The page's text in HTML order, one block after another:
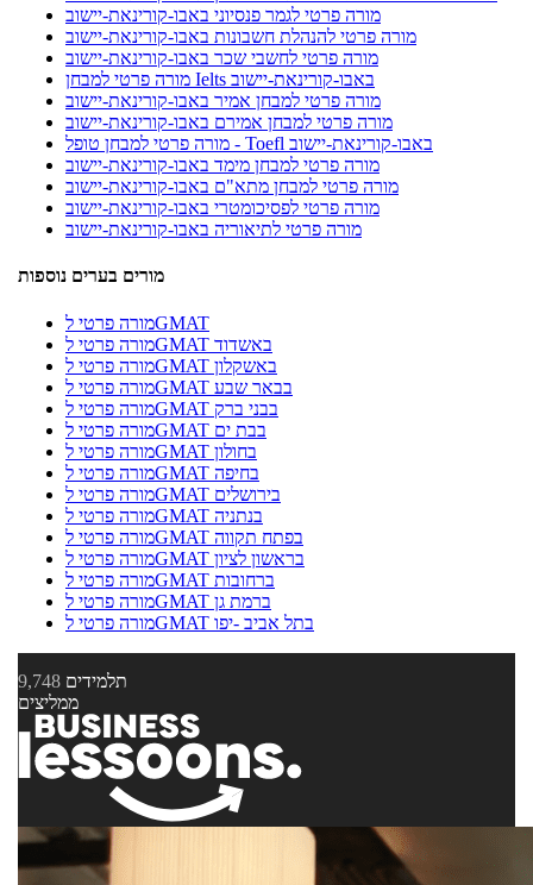
מורה פרטי לגמר פנסיוני באבו-קורינאת-יישוב
מורה פרטי להנהלת חשבונות באבו-קורינאת-יישוב
מורה פרטי לחשבי שכר באבו-קורינאת-יישוב
מורה פרטי למבחן Ielts באבו-קורינאת-יישוב
מורה פרטי למבחן אמיר באבו-קורינאת-יישוב
מורה פרטי למבחן אמירם באבו-קורינאת-יישוב
מורה פרטי למבחן טופל - Toefl באבו-קורינאת-יישוב
מורה פרטי למבחן מימד באבו-קורינאת-יישוב
מורה פרטי למבחן מתא"ם באבו-קורינאת-יישוב
מורה פרטי לפסיכומטרי באבו-קורינאת-יישוב
מורה פרטי לתיאוריה באבו-קורינאת-יישוב
מורים בערים נוספות
מורה פרטי לGMAT
מורה פרטי לGMAT באשדוד
מורה פרטי לGMAT באשקלון
מורה פרטי לGMAT בבאר שבע
מורה פרטי לGMAT בבני ברק
מורה פרטי לGMAT בבת ים
מורה פרטי לGMAT בחולון
מורה פרטי לGMAT בחיפה
מורה פרטי לGMAT בירושלים
מורה פרטי לGMAT בנתניה
מורה פרטי לGMAT בפתח תקווה
מורה פרטי לGMAT בראשון לציון
מורה פרטי לGMAT ברחובות
מורה פרטי לGMAT ברמת גן
מורה פרטי לGMAT בתל אביב -יפו
9,748 תלמידים
ממליצים